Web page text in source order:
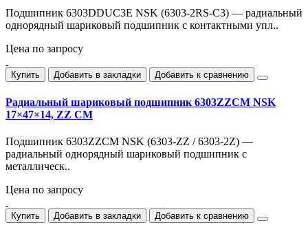
Подшипник 6303DDUC3E NSK (6303-2RS-C3) — радиальный
однорядный шариковый подшипник с контактными упл..
Цена по запросу
Купить Добавить в закладки Добавить к сравнению
Радиальный шариковый подшипник 6303ZZCM NSK
17×47×14, ZZ CM
Подшипник 6303ZZCM NSK (6303-ZZ / 6303-2Z) —
радиальный однорядный шариковый подшипник с
металлическ..
Цена по запросу
Купить Добавить в закладки Добавить к сравнению